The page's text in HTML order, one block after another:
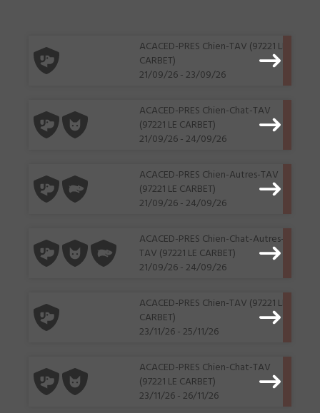
ACACED-PRES Chien-TAV (97221 LE
CARBET)
21/09/26 - 23/09/26
ACACED-PRES Chien-Chat-TAV
(97221 LE CARBET)
21/09/26 - 24/09/26
ACACED-PRES Chien-Autres-TAV
(97221 LE CARBET)
21/09/26 - 24/09/26
ACACED-PRES Chien-Chat-Autres-
TAV (97221 LE CARBET)
21/09/26 - 24/09/26
ACACED-PRES Chien-TAV (97221 LE
CARBET)
23/11/26 - 25/11/26
ACACED-PRES Chien-Chat-TAV
(97221 LE CARBET)
23/11/26 - 26/11/26